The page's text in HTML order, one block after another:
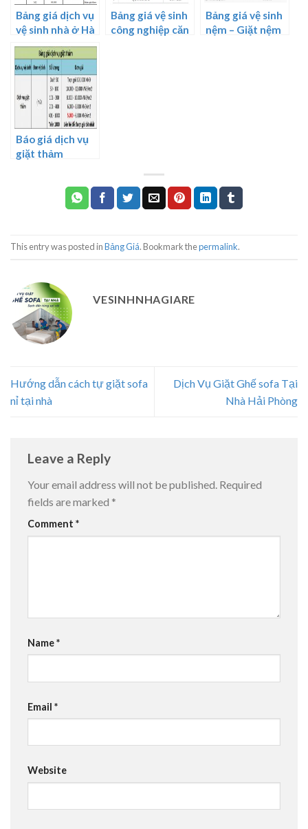
Bảng giá dịch vụ
vệ sinh nhà ở Hà
Nội
Bảng giá vệ sinh
công nghiệp căn
Bảng giá vệ sinh
nệm – Giặt nệm
Báo giá dịch vụ
giặt thảm
This entry was posted inBảng Giá. Bookmark thepermalink.
VESINHNHAGIARE
Hướng dẫn cách tự giặt sofa
nỉ tại nhà
Dịch Vụ Giặt Ghế sofa Tại
Nhà Hải Phòng
Leave a Reply
Your email address will not be published. Required
fields are marked *
Comment *
Name*
Email *
Website